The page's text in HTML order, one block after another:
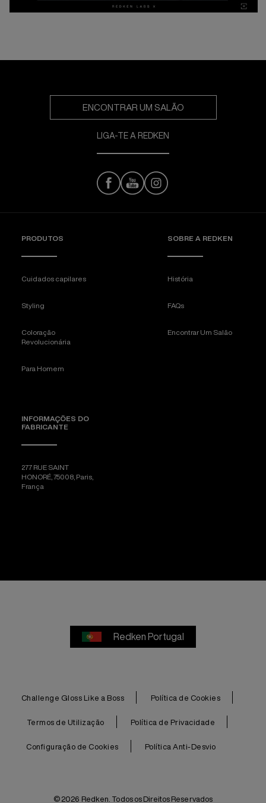
ENCONTRAR UM SALÃO
LIGA-TE A REDKEN
PRODUTOS
Cuidados capilares
Styling
Coloração
Revolucionária
Para Homem
SOBRE A REDKEN
História
FAQs
Encontrar Um Salão
INFORMAÇÕES DO
FABRICANTE
277 RUE SAINT
HONORÉ, 75008, Paris,
França
Redken Portugal
Challenge Gloss Like a Boss Política de Cookies
Termos de Utilização Política de Privacidade
Configuração de Cookies Política Anti-Desvio
© 2026 Redken. Todos os Direitos Reservados